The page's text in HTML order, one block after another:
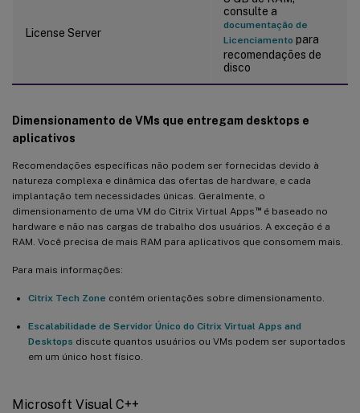
License Server
consulte a
documentação de
Licenciamento para
recomendações de
disco
Dimensionamento de VMs que entregam desktops e
aplicativos
Recomendações específicas não podem ser fornecidas devido à
natureza complexa e dinâmica das ofertas de hardware, e cada
implantação tem necessidades únicas. Geralmente, o
dimensionamento de uma VM do Citrix Virtual Apps ™é baseado no
hardware e não nas cargas de trabalho dos usuários. A exceção é a
RAM. Você precisa de mais RAM para aplicativos que consomem mais.
Para mais informações:
Citrix Tech Zone contém orientações sobre dimensionamento.
Escalabilidade de Servidor Único do Citrix Virtual Apps and
Desktops discute quantos usuários ou VMs podem ser suportados
em um único host físico.
Microsoft Visual C++